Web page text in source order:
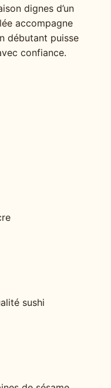
dignes d’un
accompagne
débutant puisse
confiance.
sushi